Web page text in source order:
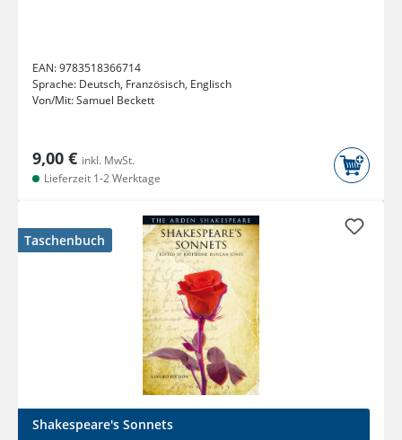
EAN:9783518366714
Sprache: Deutsch, Französisch, Englisch
Von/Mit:Samuel Beckett
9,00 € inkl. MwSt.
Lieferzeit 1-2 Werktage
Taschenbuch
Shakespeare's Sonnets